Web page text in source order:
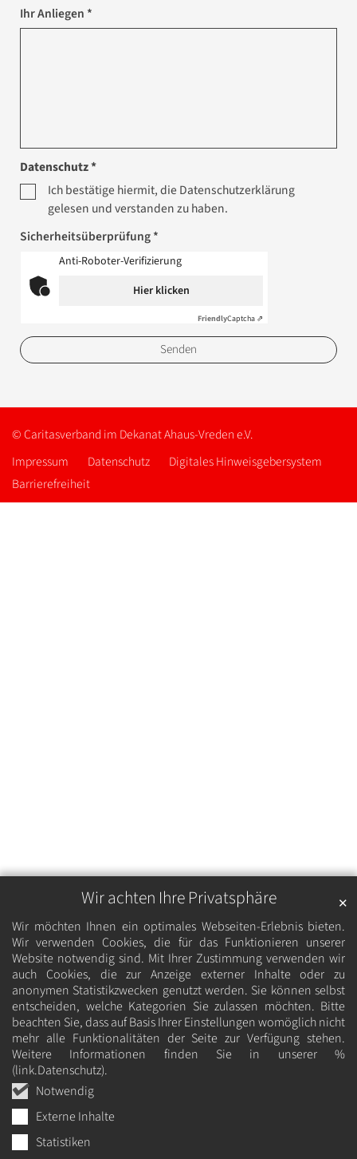
Wir achten Ihre Privatsphäre
Wir möchten Ihnen ein optimales Webseiten-Erlebnis bieten.
Wir verwenden Cookies, die für das Funktionieren unserer
Website notwendig sind. Mit Ihrer Zustimmung verwenden wir
auch Cookies, die zur Anzeige externer Inhalte oder zu
anonymen Statistikzwecken genutzt werden. Sie können selbst
entscheiden, welche Kategorien Sie zulassen möchten. Bitte
beachten Sie, dass auf Basis Ihrer Einstellungen womöglich nicht
mehr alle Funktionalitäten der Seite zur Verfügung stehen.
Weitere Informationen finden Sie in unserer %
(link.Datenschutz).
Notwendig
Externe Inhalte
Statistiken
✕
Ihr Anliegen *
Datenschutz *
Ich bestätige hiermit, die Datenschutzerklärung
gelesen und verstanden zu haben.
Sicherheitsüberprüfung *
Anti-Roboter-Verifizierung
Hier klicken
FriendlyCaptcha ⇗
© Caritasverband im Dekanat Ahaus-Vreden e.V.
Impressum
Datenschutz
Digitales Hinweisgebersystem
Barrierefreiheit